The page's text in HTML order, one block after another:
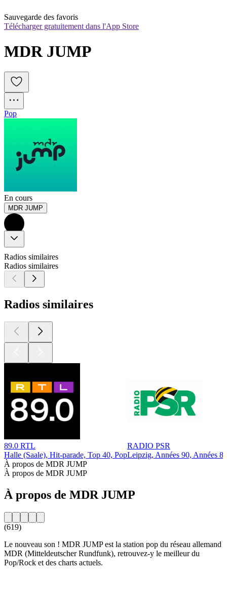
Sauvegarde des favoris
Télécharger gratuitement dans l'App Store
MDR JUMP
Pop
En cours
MDR JUMP
Radios similaires
Radios similaires
Radios similaires
89.0 RTL
Halle (Saale), Hit-parade, Top 40, Pop
RADIO PSR
Leipzig, Années 90, Années
À propos de MDR JUMP
À propos de MDR JUMP
À propos de MDR JUMP
(619)
Le nouveau son ! MDR JUMP est la station pop du réseau allemand
MDR (Mitteldeutscher Rundfunk), retrouvez-y le meilleur du
Pop/Rock et des charts actuels.